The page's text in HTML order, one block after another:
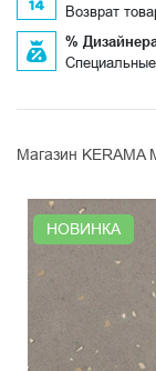
Возврат
%
Магазин KERAMA
НОВИНКА